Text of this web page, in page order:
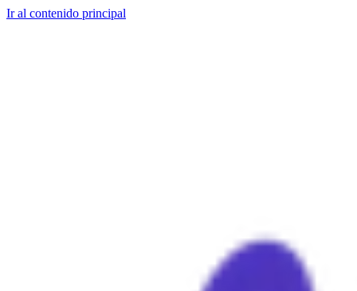
Ir al contenido principal